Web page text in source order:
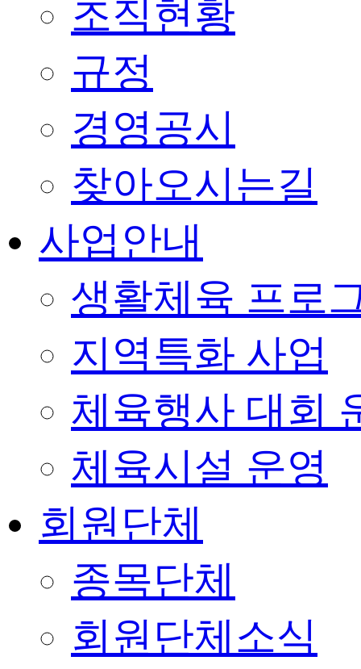
조직현황
규정
경영공시
찾아오시는길
사업안내
생활체육 프로
지역특화 사업
체육행사 대회
체육시설 운영
회원단체
종목단체
회원단체소식